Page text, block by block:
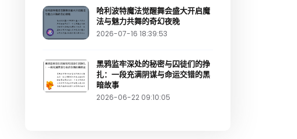
哈利波特魔法觉醒舞会盛大开启魔
法与魅力共舞的奇幻夜晚
2026-07-16 18:39:53
黑鸦监牢深处的秘密与囚徒们的挣
扎：一段充满阴谋与命运交错的黑
暗故事
2026-06-22 09:10:05